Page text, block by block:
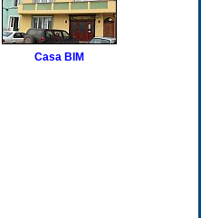
Casa BIM